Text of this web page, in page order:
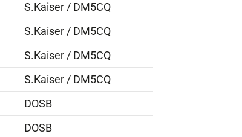
S.Kaiser / DM5CQ
S.Kaiser / DM5CQ
S.Kaiser / DM5CQ
S.Kaiser / DM5CQ
DOSB
DOSB